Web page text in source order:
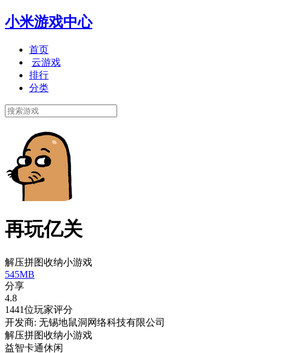
小米游戏中心
首页
云游戏
排行
分类
再玩亿关
解压拼图收纳小游戏
545MB
分享
4.8
1441位玩家评分
开发商: 无锡地鼠洞网络科技有限公司
解压拼图收纳小游戏
益智卡通休闲